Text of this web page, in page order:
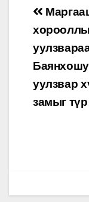
Post
уулзвар
замыг